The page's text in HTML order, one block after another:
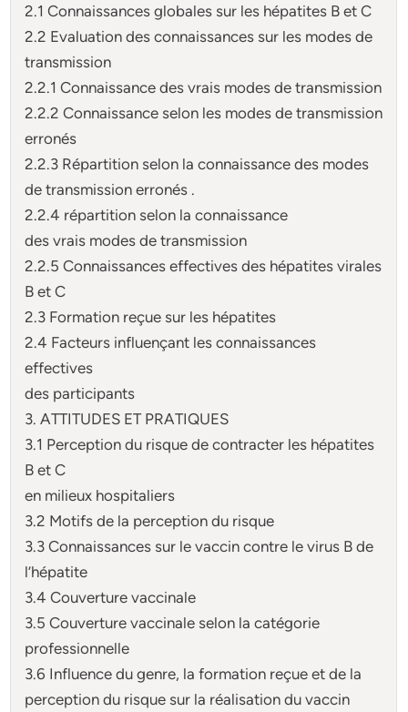
2.1 Connaissances globales sur les hépatites B et C
2.2 Evaluation des connaissances sur les modes de
transmission
2.2.1 Connaissance des vrais modes de transmission
2.2.2 Connaissance selon les modes de transmission
erronés
2.2.3 Répartition selon la connaissance des modes
de transmission erronés .
2.2.4 répartition selon la connaissance
des vrais modes de transmission
2.2.5 Connaissances effectives des hépatites virales
B et C
2.3 Formation reçue sur les hépatites
2.4 Facteurs influençant les connaissances
effectives
des participants
3. ATTITUDES ET PRATIQUES
3.1 Perception du risque de contracter les hépatites
B et C
en milieux hospitaliers
3.2 Motifs de la perception du risque
3.3 Connaissances sur le vaccin contre le virus B de
l’hépatite
3.4 Couverture vaccinale
3.5 Couverture vaccinale selon la catégorie
professionnelle
3.6 Influence du genre, la formation reçue et de la
perception du risque sur la réalisation du vaccin